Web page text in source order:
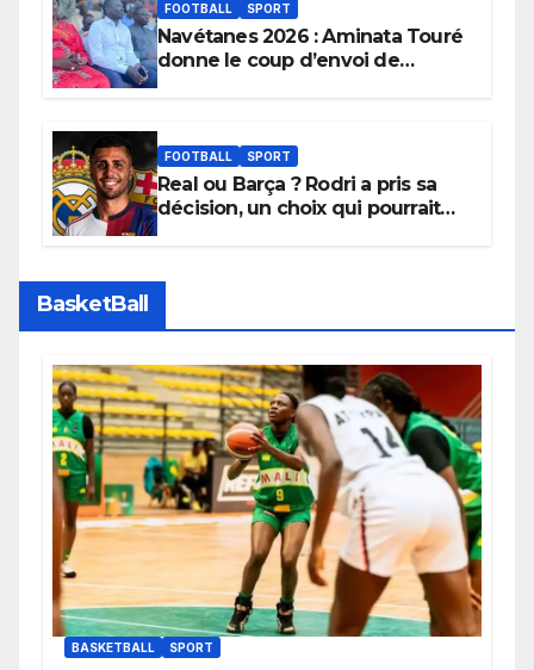
FOOTBALL SPORT
Navétanes 2026 : Aminata Touré
donne le coup d’envoi de
apaisées.
FOOTBALL SPORT
Real ou Barça ? Rodri a pris sa
décision, un choix qui pourrait
BasketBall
BASKETBALL SPORT